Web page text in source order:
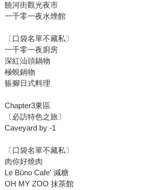
饒河街觀光夜市
一千零一夜水煙館
〔口袋名單不藏私〕
一千零一夜廚房
深紅汕頭鍋物
極蜆鍋物
躼腳日式料理
Chapter3東區
〔必訪特色之旅〕
Caveyard by -1
〔口袋名單不藏私〕
肉你好燒肉
Le Bûno Cafe' 減糖
OH MY ZOO 抹茶館